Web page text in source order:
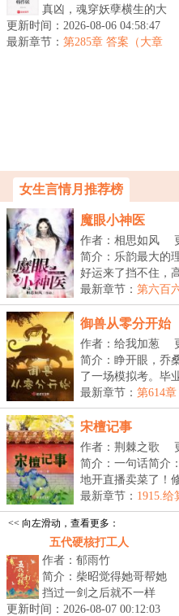
真凶，魂穿妖孽横生的大
景朝。谁料这里破案，不
看证据，只靠卦师！这不
更新时间：2026-08-06 04:58:47
最新章节： 第285章 答案（大章
女生言情月推荐榜
魔眼小神医
作者：相思如风
简介：乐韵最大的
好运来了挡不住，
得...
最新章节： 第六百
御兽从零分开始
作者：给我加葱
简介：睁开眼，乔
了一场模拟考。毕
么...
最新章节： 第614章
宋檀记事
作者：荆棘之歌
简介：一句话简介
地开直播卖菜了！
发...
最新章节： 1915.给
<< 向左滑动，查看更多：
五代硬核打工人
作者：郁雨竹
简介：柴昭觉得她哥帮她
挡过一剑之后就不一样
了，似乎……不是他了。
更新时间：2026-08-07 00:12:03